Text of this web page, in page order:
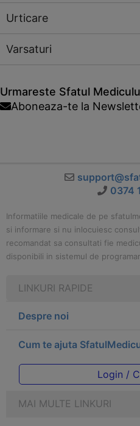
Urticare
Varsaturi
Urmareste Sfatul
Aboneaza-te la
0374
Informatiile medicale de pe
si informare si nu inlocuiesc
recomandat sa consultati fie
disponibili in sistemul de
LINKURI RAPIDE
Despre noi
Cum te ajuta
Login /
MAI MULTE LINKURI